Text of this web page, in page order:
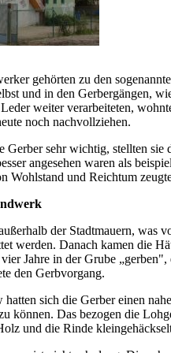
gehörten zu den
und in den Gerbergängen,
weiter verarbeiteten,
noch nachvollziehen.
Gerber sehr wichtig, stellten
angesehen waren als
Wohlstand und Reichtum
der Stadtmauern, was
werden. Danach kamen die
Jahre in der Grube
den Gerbvorgang.
sich die Gerber einen
können. Das bezogen die
und die Rinde